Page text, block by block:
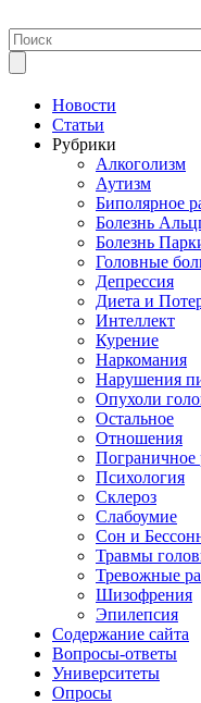
Новости
Статьи
Рубрики
Алкоголизм
Аутизм
Биполярное
Болезнь
Болезнь
Головные
Депрессия
Диета и
Интеллект
Курение
Наркомания
Нарушения
Опухоли
Остальное
Отношения
Пограничное
Психология
Склероз
Слабоумие
Сон и
Травмы
Тревожные
Шизофрения
Эпилепсия
Содержание сайта
Вопросы-ответы
Университеты
Опросы